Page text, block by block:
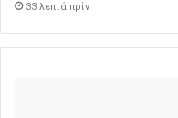
33 λεπτά πρίν